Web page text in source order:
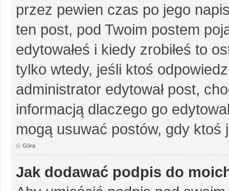
przez pewien czas po jego
ten post, pod Twoim postem
edytowałeś i kiedy zrobiłeś to
tylko wtedy, jeśli ktoś
administrator edytował post,
informacją dlaczego go
mogą usuwać postów, gdy ktoś
Góra
Jak dodawać podpis do